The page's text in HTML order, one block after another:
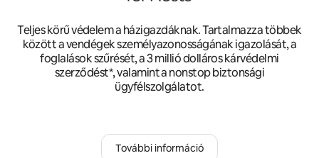
Teljes körű védelem a házigazdáknak. Tartalmazza többek
között a vendégek személyazonosságának igazolását, a
foglalások szűrését, a 3 millió dolláros kárvédelmi
szerződést*, valamint a nonstop biztonsági
ügyfélszolgálatot.
További információ